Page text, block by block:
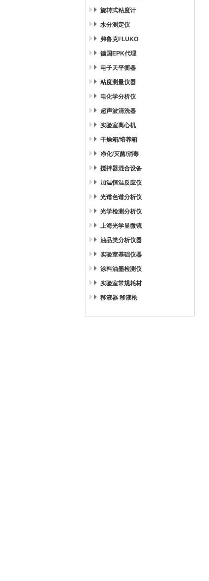
旋转式粘度计
水分测定仪
弗鲁克FLUKO
德国EPK代理
电子天平衡器
粘度测量仪器
电化学分析仪
超声波清洗器
实验室离心机
干燥箱/培养箱
净化/灭菌/消毒
搅拌器混合设备
加温恒温反应仪
光谱色谱分析仪
光学检测分析仪
上海光学显微镜
油品类分析仪器
实验室基础仪器
涂料油墨检测仪
实验室常规耗材
移液器 移液枪